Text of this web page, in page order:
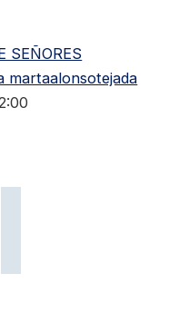
SEÑORES
martaalonsotejada